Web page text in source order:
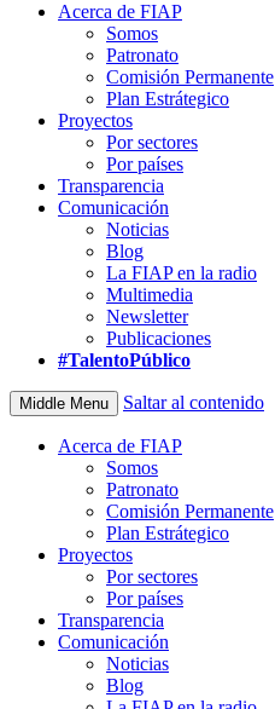
Acerca de FIAP
Somos
Patronato
Comisión Permanente
Plan Estrátegico
Proyectos
Por sectores
Por países
Transparencia
Comunicación
Noticias
Blog
La FIAP en la radio
Multimedia
Newsletter
Publicaciones
#TalentoPúblico
Middle Menu Saltar al contenido
Acerca de FIAP
Somos
Patronato
Comisión Permanente
Plan Estrátegico
Proyectos
Por sectores
Por países
Transparencia
Comunicación
Noticias
Blog